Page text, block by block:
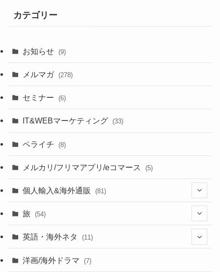
カテゴリー
お知らせ (9)
メルマガ (278)
セミナー (6)
IT&WEBマーケティング (33)
ペライチ (8)
メルカリ/フリマアプリ/eコマース (5)
個人輸入&海外通販 (81)
旅 (54)
(43)
(6)
英語・海外ネタ (11)
洋画/海外ドラマ (7)